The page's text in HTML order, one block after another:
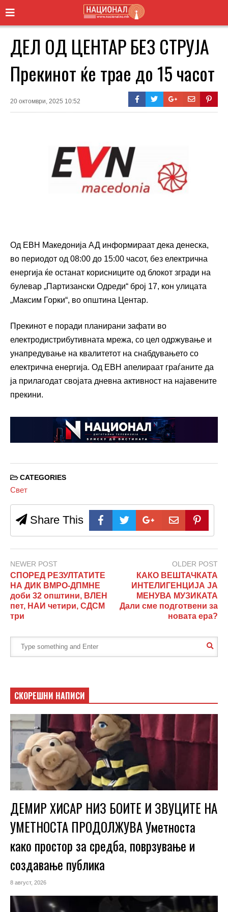
ДЕЛ ОД ЦЕНТАР БЕЗ СТРУЈА
Прекинот ќе трае до 15 часот
20 октомври, 2025 10:52
Од ЕВН Македонија АД информираат дека денеска,
во периодот од 08:00 до 15:00 часот, без електрична
енергија ќе останат корисниците од блокот згради на
булевар „Партизански Одреди“ број 17, кон улицата
„Максим Горки“, во општина Центар.
Прекинот е поради планирани зафати во
електродистрибутивната мрежа, со цел одржување и
унапредување на квалитетот на снабдувањето со
електрична енергија. Од ЕВН апелираат граѓаните да
ја прилагодат својата дневна активност на најавените
прекини.
CATEGORIES
Свет
Share This
NEWER POST
СПОРЕД РЕЗУЛТАТИТЕ
НА ДИК ВМРО-ДПМНЕ
доби 32 општини, ВЛЕН
пет, НАИ четири, СДСМ
три
OLDER POST
КАКО ВЕШТАЧКАТА
ИНТЕЛИГЕНЦИЈА ЈА
МЕНУВА МУЗИКАТА
Дали сме подготвени за
новата ера?
СКОРЕШНИ НАПИСИ
ДЕМИР ХИСАР НИЗ БОИТЕ И ЗВУЦИТЕ НА
УМЕТНОСТА ПРОДОЛЖУВА Уметноста
како простор за средба, поврзување и
создавање публика
8 август, 2026